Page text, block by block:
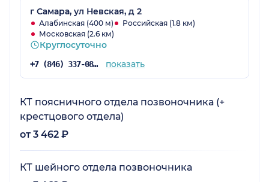
г Самара, ул Невская, д 2
Алабинская (400 м)
Российская (1.8 км)
Московская (2.6 км)
Круглосуточно
+7 (846) 337-08-71 показать
КТ поясничного отдела позвоночника (+
крестцового отдела)
от 3 462 ₽
КТ шейного отдела позвоночника